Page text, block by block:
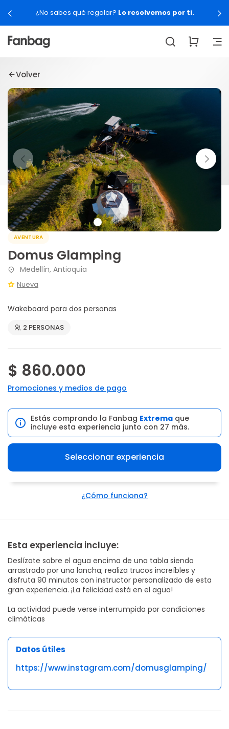
¿No sabes qué regalar? Lo resolvemos por ti.
Volver
AVENTURA
Domus Glamping
Medellín, Antioquia
Nueva
Wakeboard para dos personas
2 PERSONAS
$ 860.000
Promociones y medios de pago
Estás comprando la Fanbag Extrema que
incluye esta experiencia junto con 27 más.
Seleccionar experiencia
¿Cómo funciona?
Esta experiencia incluye:
Deslízate sobre el agua encima de una tabla siendo
arrastrado por una lancha; realiza trucos increíbles y
disfruta 90 minutos con instructor personalizado de esta
gran experiencia. ¡La felicidad está en el agua!
La actividad puede verse interrumpida por condiciones
climáticas
Datos útiles
https://www.instagram.com/domusglamping/